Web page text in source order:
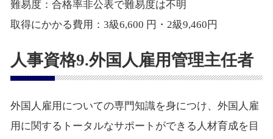
難易度：合格率非公表で難易度は不明
取得にかかる費用：3級6,600 円・2級9,460円
人事資格9.外国人雇用管理主任者
外国人雇用についての専門知識を身につけ、外国人雇
用に関するトータルなサポートができる人材育成を目